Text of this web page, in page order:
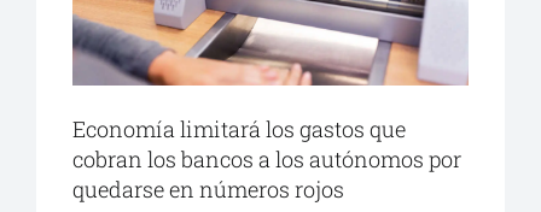
Economía limitará los gastos que
cobran los bancos a los autónomos por
quedarse en números rojos